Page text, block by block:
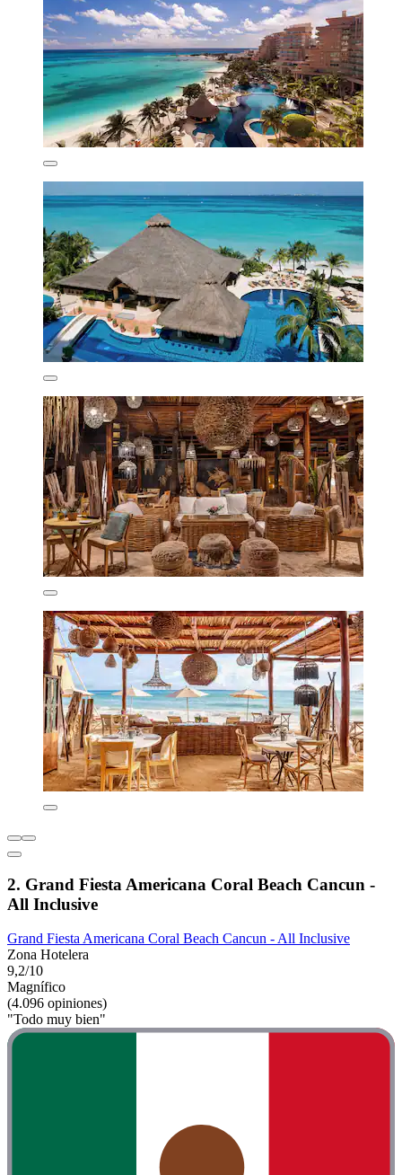
2. Grand Fiesta Americana Coral Beach Cancun -
All Inclusive
Grand Fiesta Americana Coral Beach Cancun - All Inclusive
Zona Hotelera
9,2/10
Magnífico
(4.096 opiniones)
"Todo muy bien"